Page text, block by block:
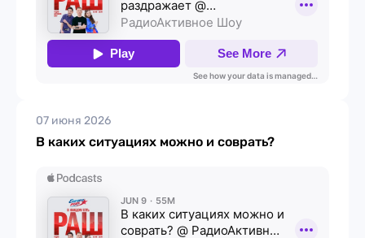
07 июня 2026
В каких ситуациях можно и соврать?